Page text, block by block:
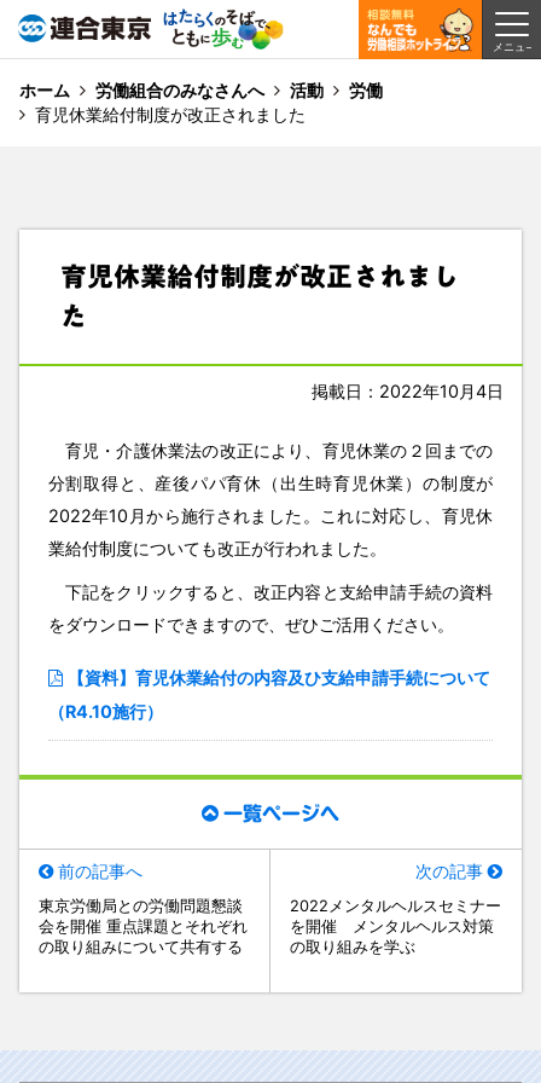
ホーム 労働組合のみなさんへ 活動
労働
育児休業給付制度が改正されました
育児休業給付制度が改正されまし
た
掲載日：2022年10月4日
育児・介護休業法の改正により、育児休業の２回までの
分割取得と、産後パパ育休（出生時育児休業）の制度が
2022年10月から施行されました。これに対応し、育児休
業給付制度についても改正が行われました。
下記をクリックすると、改正内容と支給申請手続の資料
をダウンロードできますので、ぜひご活用ください。
【資料】育児休業給付の内容及ひ支給申請手続について
（R4.10施行）
一覧ページへ
前の記事へ
東京労働局との労働問題懇談
会を開催 重点課題とそれぞれ
の取り組みについて共有する
次の記事
2022メンタルヘルスセミナー
を開催 メンタルヘルス対策
の取り組みを学ぶ